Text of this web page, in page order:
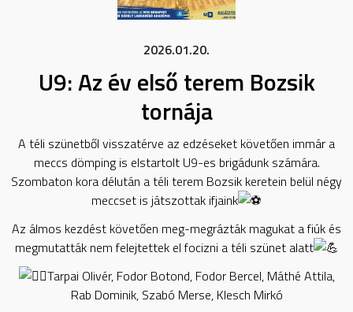
2026.01.20.
U9: Az év első terem Bozsik
tornája
A téli szünetből visszatérve az edzéseket követően immár a
meccs dömping is elstartolt U9-es brigádunk számára.
Szombaton kora délután a téli terem Bozsik keretein belül négy
meccset is játszottak ifjaink
Az álmos kezdést követően meg-megrázták magukat a fiúk és
megmutatták nem felejtettek el focizni a téli szünet alatt
Tarpai Olivér, Fodor Botond, Fodor Bercel, Máthé Attila,
Rab Dominik, Szabó Merse, Klesch Mirkó